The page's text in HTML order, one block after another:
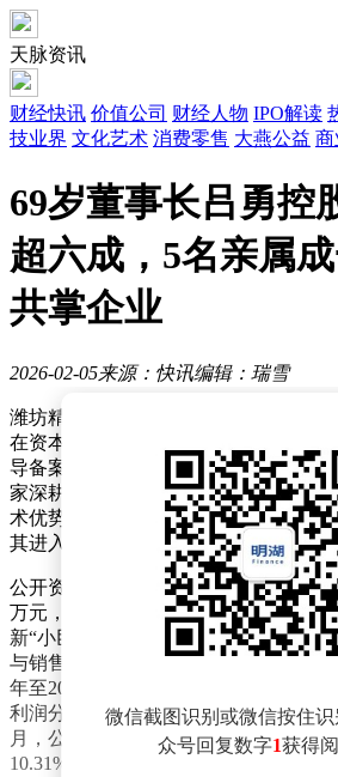
天脉资讯
财经快讯 价值公司 财经人物 IPO解读
技业界 文化艺术 消费零售 大燕公益 商
69岁董事长吕勇控
超六成，5名亲属
共掌企业
2026-02-05来源：快讯编辑：瑞雪
潍坊精华粉体科技股份有限公司（以下
在资本市场迈出重要一步，已完成向
导备案，计划登陆北交所，由财达证
家深耕定制化超细粉体制备设备领域
术优势于2025年10月成功挂牌新三板
其进入新的发展阶段。
公开资料显示，潍坊精华成立于2000
万元，法定代表人吕勇同时担任公司
新“小巨人”企业，公司专注于超细粉
与销售，产品广泛应用于多个工业领
年至2024年，公司分别实现营业收入
利润分别为3651.05万元和3564.67万元
月，公司营收同比下降2.08%至1.37亿
10.31%至1989.62万元，业绩波动引发
微信截图识别或微信按住
众号回复数字1获得